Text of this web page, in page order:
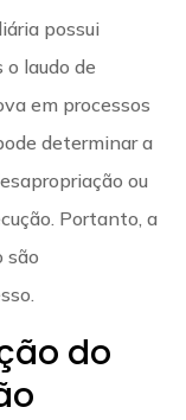
possui
laudo de
em processos
determinar a
ou
Portanto, a
são
do